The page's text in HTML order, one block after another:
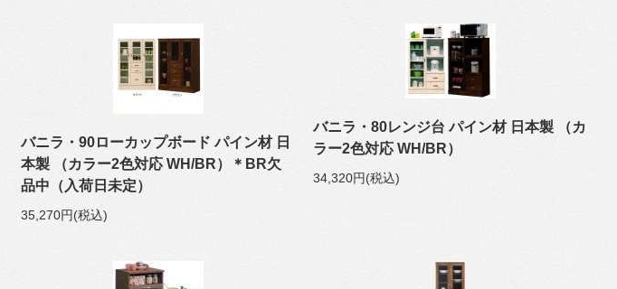
バニラ・90ローカップボード パイン材 日
本製 （カラー2色対応 WH/BR）＊BR欠
品中（入荷日未定）
35,270円(税込)
バニラ・80レンジ台 パイン材 日本製 （カ
ラー2色対応 WH/BR）
34,320円(税込)